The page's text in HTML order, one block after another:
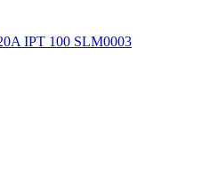
IPT 100 SLM0003